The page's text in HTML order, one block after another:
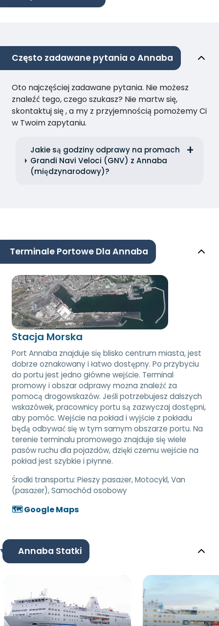
Często zadawane pytania o Annaba
Oto najczęściej zadawane pytania. Nie możesz
znaleźć tego, czego szukasz? Nie martw się,
skontaktuj się , a my z przyjemnością pomożemy Ci
w Twoim zapytaniu.
Jakie są godziny odprawy na promach
Grandi Navi Veloci (GNV) z Annaba
(międzynarodowy)?
Terminale Portowe Dla Annaba
Stacja Morska
Port Annaba znajduje się blisko centrum miasta, jest
dobrze oznakowany i łatwo dostępny. Po przybyciu
do portu jest jedno główne wejście. Terminal
promowy i obszar odprawy można znaleźć za
pomocą drogowskazów. Jeśli potrzebujesz dalszych
wskazówek, pracownicy portu są zazwyczaj dostępni,
aby pomóc. Wejście na pokład i wyjście z pokładu
będą odbywać się w tym samym obszarze portu. Na
terenie terminalu promowego znajduje się wiele
pasów ruchu dla pojazdów, dzięki czemu wejście na
pokład jest szybkie i płynne.
Środki transportu: Pieszy pasażer, Motocykl, Van
(pasażer), Samochód osobowy
🗺️ Google Maps
Annaba Statki